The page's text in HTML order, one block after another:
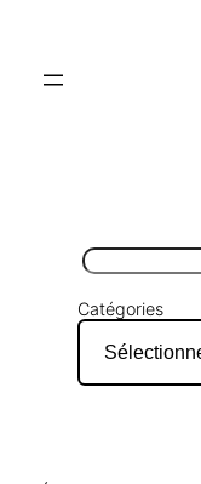
contenu
Rechercher
Catégories